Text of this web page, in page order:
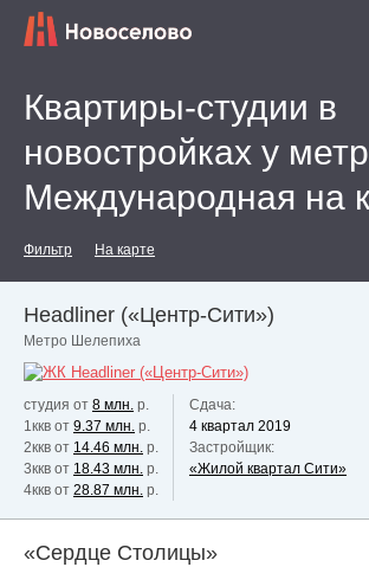
Квартиры-студии в
новостройках у
Международная на
Фильтр На карте
Headliner («Центр-Сити»)
Метро Шелепиха
студия от 8 млн. р.
1ккв от 9.37 млн. р.
2ккв от 14.46 млн. р.
3ккв от 18.43 млн. р.
4ккв от 28.87 млн. р.
Сдача:
4 квартал 2019
Застройщик:
«Жилой квартал Сити»
«Сердце Столицы»